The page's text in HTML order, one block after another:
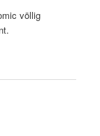
völlig